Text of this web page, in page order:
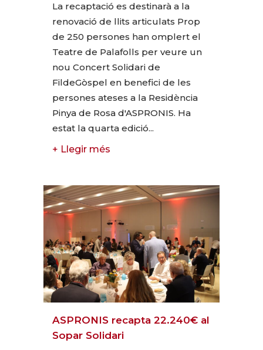
La recaptació es destinarà a la
renovació de llits articulats Prop
de 250 persones han omplert el
Teatre de Palafolls per veure un
nou Concert Solidari de
FildeGòspel en benefici de les
persones ateses a la Residència
Pinya de Rosa d'ASPRONIS. Ha
estat la quarta edició...
+ Llegir més
ASPRONIS recapta 22.240€ al
Sopar Solidari